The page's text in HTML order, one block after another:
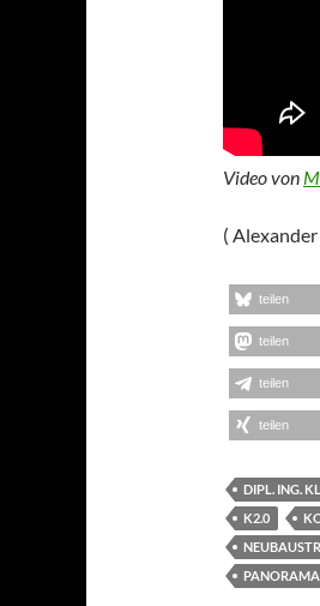
Video von
(
teilen
teilen
teilen
teilen
DIPL. ING.
K2.0